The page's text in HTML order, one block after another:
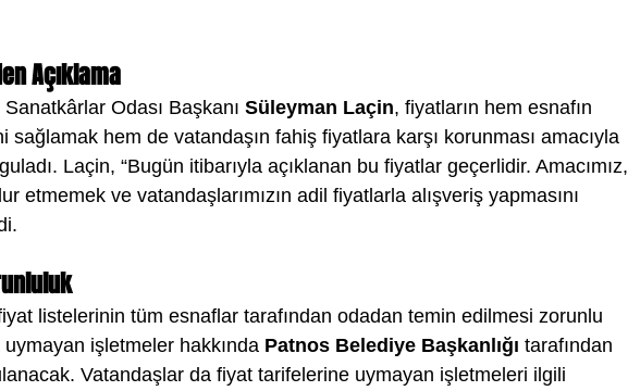
Açıklama
Odası Başkanı Süleyman Laçin, fiyatların hem esnafın
sağlamak hem de vatandaşın fahiş fiyatlara karşı korunması amacıyla
Laçin, “Bugün itibarıyla açıklanan bu fiyatlar geçerlidir. Amacımız,
etmemek ve vatandaşlarımızın adil fiyatlarla alışveriş yapmasını
listelerinin tüm esnaflar tarafından odadan temin edilmesi zorunlu
işletmeler hakkında Patnos Belediye Başkanlığı tarafından
Vatandaşlar da fiyat tarifelerine uymayan işletmeleri ilgili